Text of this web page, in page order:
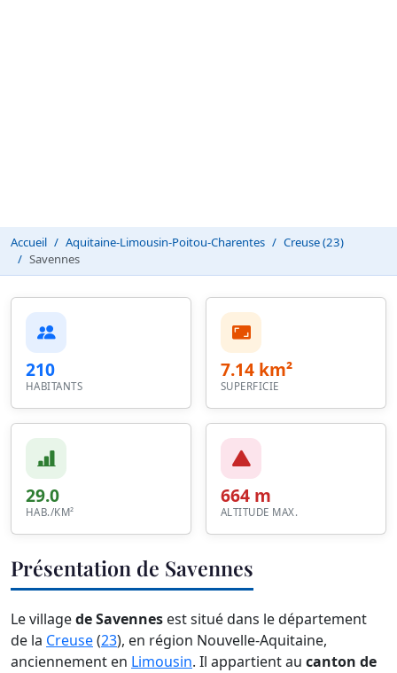
Accueil Aquitaine-Limousin-Poitou-Charentes
Creuse (23)
Savennes
210
HABITANTS
7.14 km²
SUPERFICIE
29.0
HAB./KM²
664 m
ALTITUDE MAX.
Présentation de Savennes
Le villagede Savennes est situé dans le département
de la Creuse(23), en région Nouvelle-Aquitaine,
anciennement en Limousin. Il appartient au canton de